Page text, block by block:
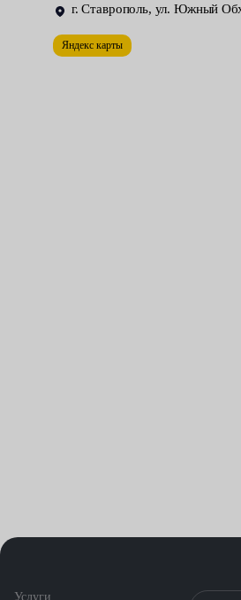
Нарушения в работе клапана ЕГР.
Ошибки в ЭБУ.
г. Ставрополь, ул. Южный
Яндекс карты
Услуги